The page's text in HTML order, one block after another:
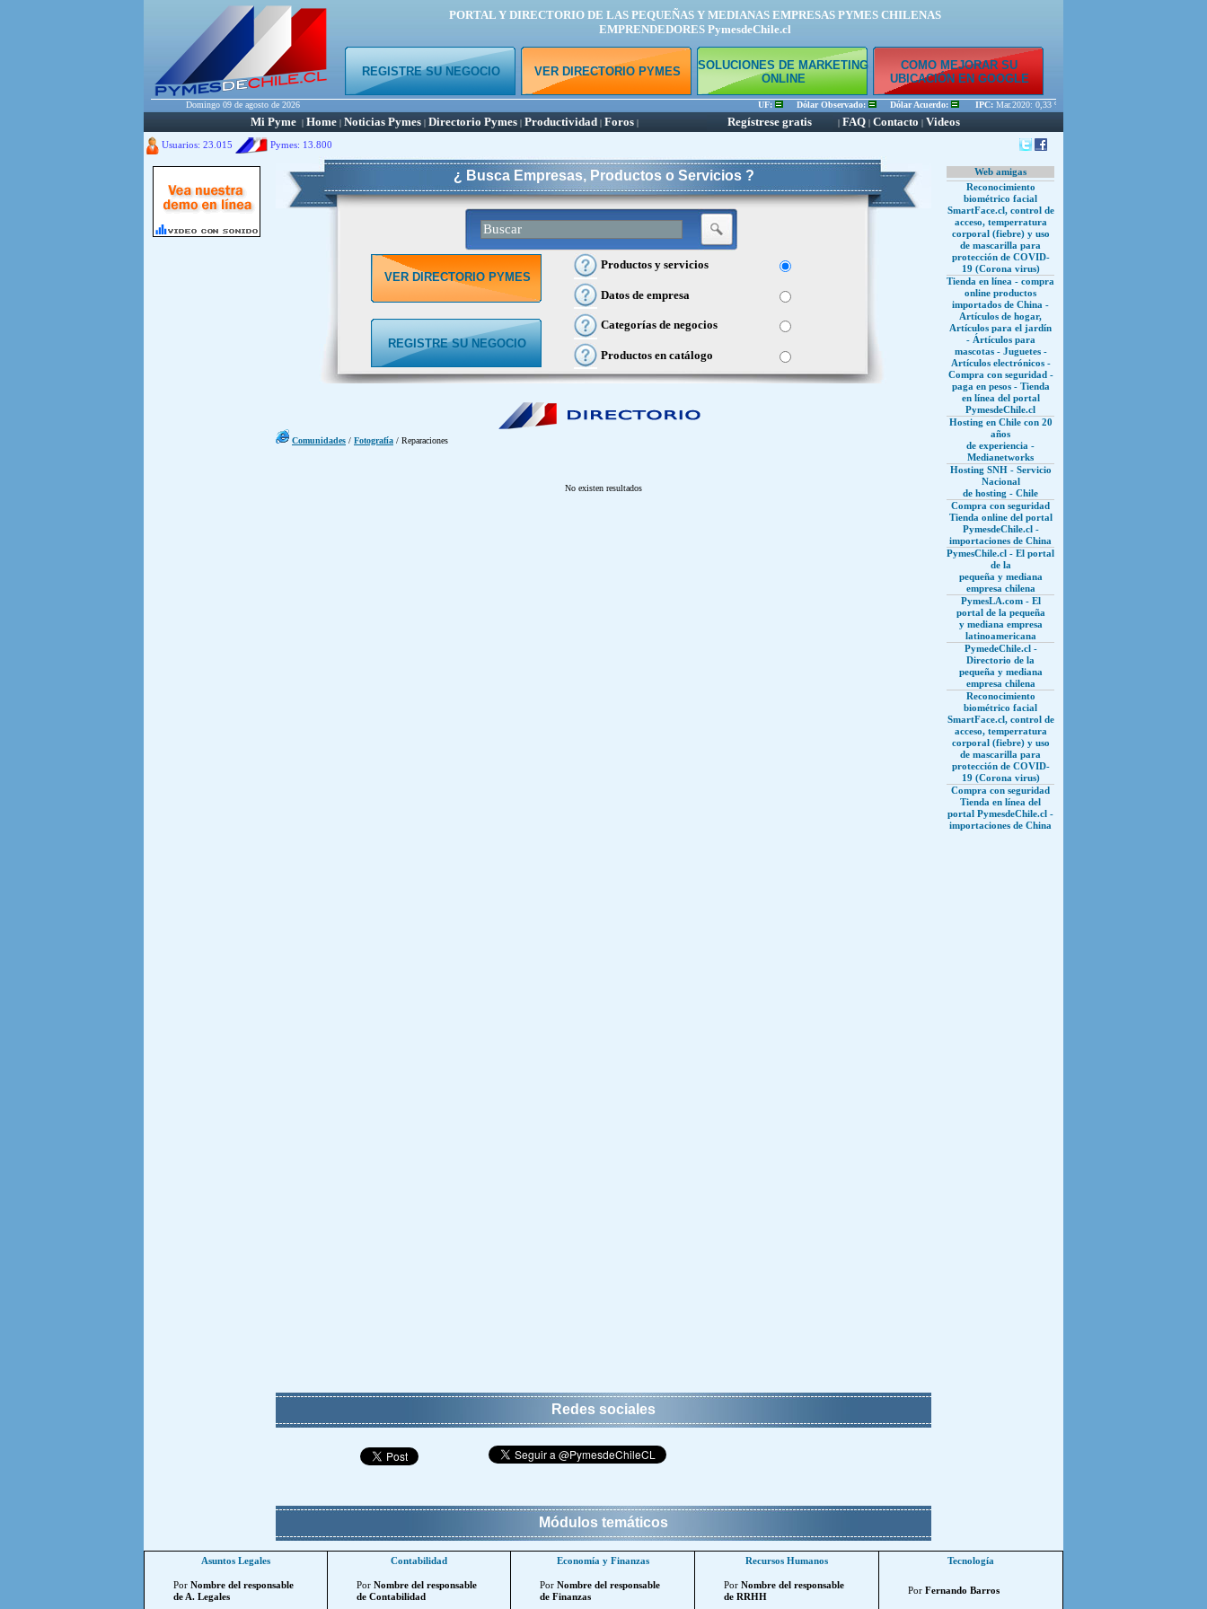
PORTAL Y DIRECTORIO DE LAS PEQUEÑAS Y MEDIANAS EMPRESAS PYMES CHILENAS
EMPRENDEDORES PymesdeChile.cl
REGISTRE SU NEGOCIO VER DIRECTORIO PYMES
SOLUCIONES DE MARKETING
ONLINE
COMO MEJORAR SU
UBICACIÓN EN GOOGLE
Domingo 09 de agosto de 2026 UF: Dólar Observado: Dólar Acuerdo: IPC:Mar.2020: 0,33 % Feb.2020: 0,45 % Ene.2020: 0,56 %
Mi Pyme | Home | Noticias Pymes | Directorio Pymes | Productividad | Foros | Regístrese gratis | FAQ | Contacto | Videos
Usuarios: 23.015 Pymes: 13.800
¿ Busca Empresas, Productos o Servicios ?
VER DIRECTORIO PYMES
REGISTRE SU NEGOCIO
Productos y servicios
Datos de empresa
Categorías de negocios
Productos en catálogo
Comunidades / Fotografía / Reparaciones
No existen resultados
Web amigas
Reconocimiento
biométrico facial
SmartFace.cl, control de
acceso, temperratura
corporal (fiebre) y uso
de mascarilla para
protección de COVID-
19 (Corona virus)
Tienda en línea - compra
online productos
importados de China -
Artículos de hogar,
Artículos para el jardín
- Ártículos para
mascotas - Juguetes -
Artículos electrónicos -
Compra con seguridad -
paga en pesos - Tienda
en línea del portal
PymesdeChile.cl
Hosting en Chile con 20
años
de experiencia -
Medianetworks
Hosting SNH - Servicio
Nacional
de hosting - Chile
Compra con seguridad
Tienda online del portal
PymesdeChile.cl -
importaciones de China
PymesChile.cl - El portal
de la
pequeña y mediana
empresa chilena
PymesLA.com - El
portal de la pequeña
y mediana empresa
latinoamericana
PymedeChile.cl -
Directorio de la
pequeña y mediana
empresa chilena
Reconocimiento
biométrico facial
SmartFace.cl, control de
acceso, temperratura
corporal (fiebre) y uso
de mascarilla para
protección de COVID-
19 (Corona virus)
Compra con seguridad
Tienda en línea del
portal PymesdeChile.cl -
importaciones de China
Redes sociales
Módulos temáticos
Asuntos Legales
Por Nombre del responsable
de A. Legales
Contabilidad
Por Nombre del responsable
de Contabilidad
Economía y Finanzas
Por Nombre del responsable
de Finanzas
Recursos Humanos
Por Nombre del responsable
de RRHH
Tecnología
Por Fernando Barros